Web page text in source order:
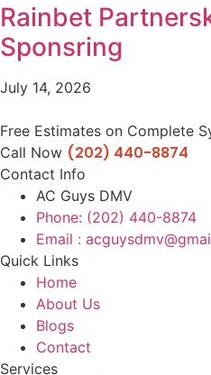
Rainbet
Sponsring
July 14, 2026
Free Estimates on Complete
Call Now (202) 440-8874
Contact Info
AC Guys DMV
Phone: (202) 440-8874
Email :
Quick Links
Home
About Us
Blogs
Contact
Services